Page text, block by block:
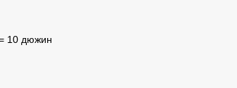
10 дюжин